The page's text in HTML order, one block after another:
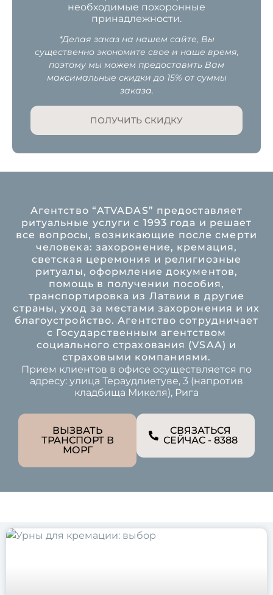
необходимые похоронные
принадлежности.
*Делая заказ на нашем сайте, Вы
существенно экономите свое и наше время,
поэтому мы можем предоставить Вам
максимальные скидки до 15% от суммы
заказа.
ПОЛУЧИТЬ СКИДКУ
Агентство “ATVADAS” предоставляет
ритуальные услуги с 1993 года и решает
все вопросы, возникающие после смерти
человека: захоронение, кремация,
светская церемония и религиозные
ритуалы, оформление документов,
помощь в получении пособия,
транспортировка из Латвии в другие
страны, уход за местами захоронения и их
благоустройство. Агентство сотрудничает
с Государственным агентством
социального страхования (VSAA) и
страховыми компаниями.
Прием клиентов в офисе осуществляется по
адресу: улица Тераудлиетуве, 3 (напротив
кладбища Микеля), Рига
ВЫЗВАТЬ
ТРАНСПОРТ В
МОРГ
СВЯЗАТЬСЯ
СЕЙЧАС - 8388